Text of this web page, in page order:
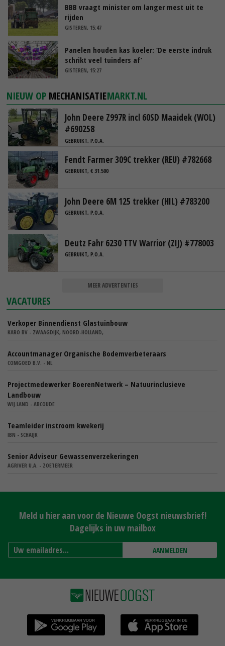
BBB vraagt minister om langer mest uit te
rijden
GISTEREN, 15:47
Panelen houden kas koeler: ‘De eerste indruk
schrikt veel tuinders af’
GISTEREN, 15:27
NIEUW OP MECHANISATIEMARKT.NL
John Deere Z997R incl 60SD Maaidek (WOL)
#690258
GEBRUIKT, P.O.A.
Fendt Farmer 309C trekker (REU) #782668
GEBRUIKT, € 31.500
John Deere 6M 125 trekker (HIL) #783200
GEBRUIKT, P.O.A.
Deutz Fahr 6230 TTV Warrior (ZIJ) #778003
GEBRUIKT, P.O.A.
MEER ADVERTENTIES
VACATURES
Verkoper Binnendienst Glastuinbouw
KARO BV - ZWAAGDIJK, NOORD-HOLLAND,
Accountmanager Organische Bodemverbeteraars
COMGOED B.V. - NL
Projectmedewerker BoerenNetwerk – Natuurinclusieve
Landbouw
WIJ.LAND - ABCOUDE
Teamleider instroom kwekerij
IBN - SCHAIJK
Senior Adviseur Gewassenverzekeringen
AGRIVER U.A. - ZOETERMEER
Meld u hier aan voor de Nieuwe Oogst nieuwsbrief!
Dagelijks in uw mailbox
AANMELDEN